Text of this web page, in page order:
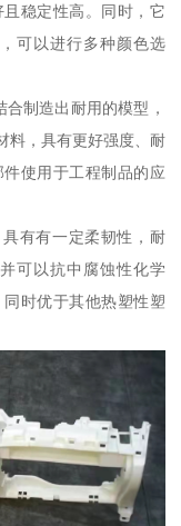
稳定性高。同时，它
可以进行多种颜色选
制造出耐用的模型，
料，具有更好强度、耐
使用于工程制品的应
有有一定柔韧性，耐
可以抗中腐蚀性化学
时优于其他热塑性塑